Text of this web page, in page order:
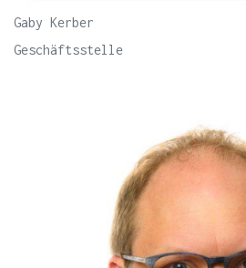
Gaby Kerber
Geschäftsstelle